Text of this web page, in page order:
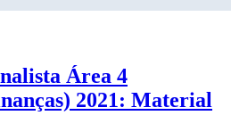
Área 4
2021: Material